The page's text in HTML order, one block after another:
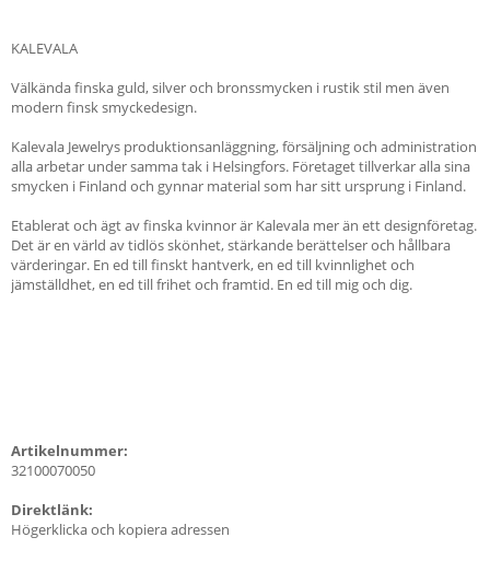
KALEVALA
Välkända finska guld, silver och bronssmycken i rustik stil men även
modern finsk smyckedesign.
Kalevala Jewelrys produktionsanläggning, försäljning och administration
alla arbetar under samma tak i Helsingfors. Företaget tillverkar alla sina
smycken i Finland och gynnar material som har sitt ursprung i Finland.
Etablerat och ägt av finska kvinnor är Kalevala mer än ett designföretag.
Det är en värld av tidlös skönhet, stärkande berättelser och hållbara
värderingar. En ed till finskt hantverk, en ed till kvinnlighet och
jämställdhet, en ed till frihet och framtid. En ed till mig och dig.
Artikelnummer:
32100070050
Direktlänk:
Högerklicka och kopiera adressen